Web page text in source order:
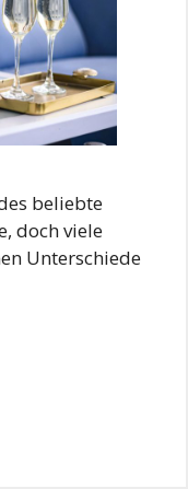
beliebte
doch viele
Unterschiede